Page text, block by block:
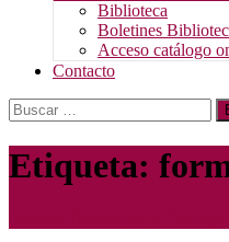
Biblioteca
Boletines
Acceso catálogo
Contacto
Buscar:
Etiqueta: